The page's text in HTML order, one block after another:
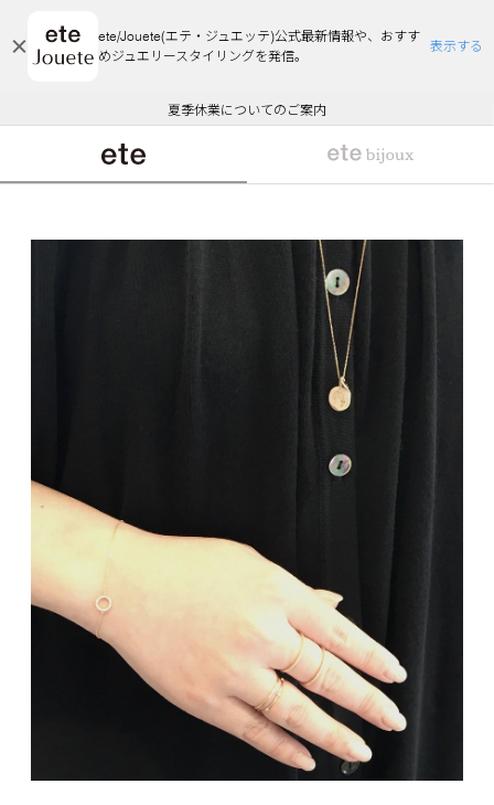
ete/Jouete(エテ・ジュエッテ)公式最新情報や、おすす
めジュエリースタイリングを発信。
表示する
エコラッピング及びエコポイント付与のご案内
ご注文いただいたお品物のお届け状況について
夏季休業についてのご案内
WEB Limited Items >>
採用のご案内
悪質な偽サイトにご注意ください
エコラッピング及びエコポイント付与のご案内
ご注文いただいたお品物のお届け状況について